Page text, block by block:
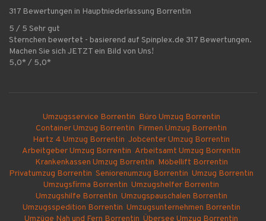
317 Bewertungen in Hauptniederlassung Borrentin
5 / 5 Sehr gut
Sternchen bewertet - basierend auf Spinplex.de 317 Bewertungen.
Machen Sie sich JETZT ein Bild von Uns!
5,0* / 5,0*
Umzugsservice Borrentin Büro Umzug Borrentin
Container Umzug Borrentin Firmen Umzug Borrentin
Hartz 4 Umzug Borrentin Jobcenter Umzug Borrentin
Arbeitgeber Umzug Borrentin Arbeitsamt Umzug Borrentin
Krankenkassen Umzug Borrentin Möbellift Borrentin
Privatumzug Borrentin Seniorenumzug Borrentin Umzug Borrentin
Umzugsfirma Borrentin Umzugshelfer Borrentin
Umzugshilfe Borrentin Umzugspauschalen Borrentin
Umzugsspedition Borrentin Umzugsunternehmen Borrentin
Umzüge Nah und Fern Borrentin Übersee Umzug Borrentin